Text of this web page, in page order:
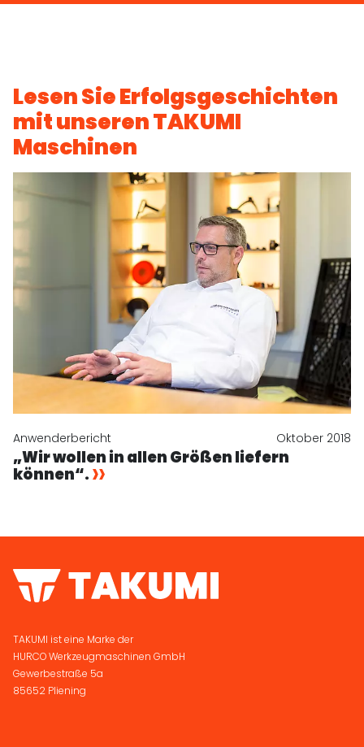
Lesen Sie Erfolgsgeschichten
mit unseren TAKUMI
Maschinen
Anwenderbericht Oktober 2018
„Wir wollen in allen Größen liefern
können“.
TAKUMI ist eine Marke der
HURCO Werkzeugmaschinen GmbH
Gewerbestraße 5a
85652 Pliening